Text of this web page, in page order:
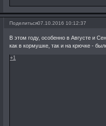
Поделиться07.10.2016 10:12:37
В этом году, особенно в Августе и
как в кормушке, так и на крючке -
+1